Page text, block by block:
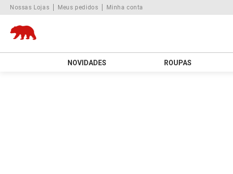
Nossas Lojas Meus pedidos Minha conta
NOVIDADES ROUPAS